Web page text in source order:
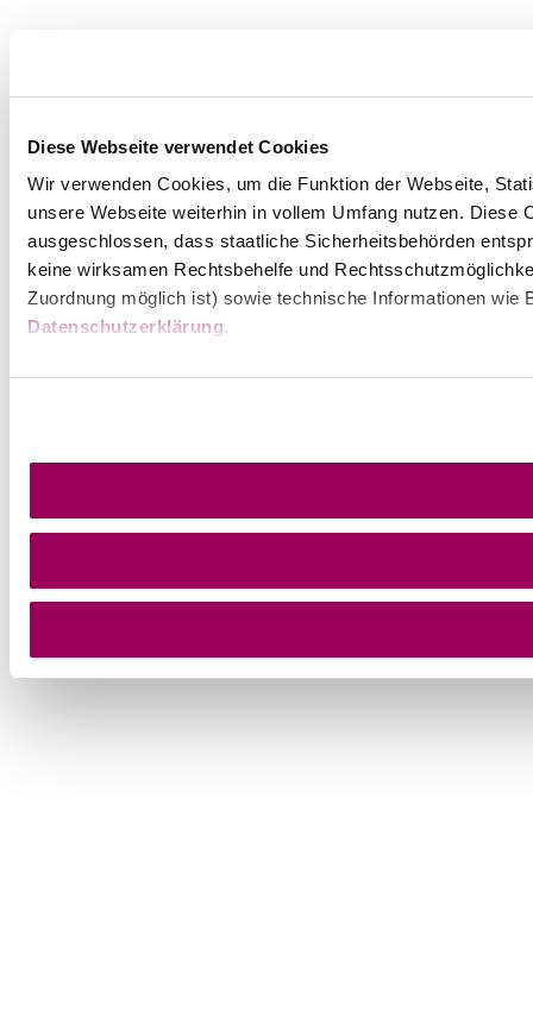
Diese Webseite verwendet Cookies
Wir verwenden Cookies, um die Funktion der Webseite,
unsere Webseite weiterhin in vollem Umfang nutzen.
ausgeschlossen, dass staatliche Sicherheitsbehörden
keine wirksamen Rechtsbehelfe und
Zuordnung möglich ist) sowie technische Informationen
Datenschutzerklärung.